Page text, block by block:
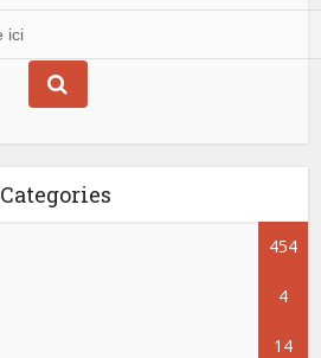
Categories
454
4
14